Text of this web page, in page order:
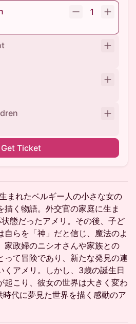
1
Get Ticket
まれたベルギー人の小さな女の
く物語。外交官の家庭に生ま
態だったアメリ。その後、子ど
自らを「神」だと信じ、魔法のよ
家政婦のニシオさんや家族との
って冒険であり、新たな発見の連
くアメリ。しかし、3歳の誕生日
起こり、彼女の世界は大きく変わ
代に夢見た世界を描く感動のア